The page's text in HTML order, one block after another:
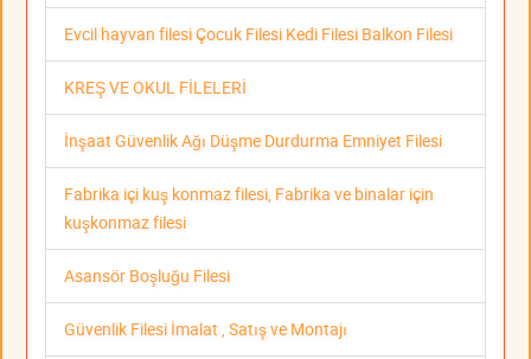
Evcil hayvan filesi Çocuk Filesi Kedi Filesi Balkon Filesi
KREŞ VE OKUL FİLELERİ
İnşaat Güvenlik Ağı Düşme Durdurma Emniyet Filesi
Fabrika içi kuş konmaz filesi, Fabrika ve binalar için
kuşkonmaz filesi
Asansör Boşluğu Filesi
Güvenlik Filesi İmalat , Satış ve Montajı